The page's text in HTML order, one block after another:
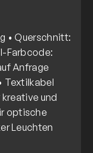
• Querschnitt:
Farbcode:
Anfrage
Textilkabel
und
optische
Leuchten